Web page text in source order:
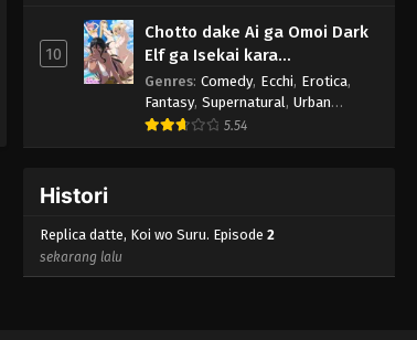
10
Chotto dake Ai ga Omoi Dark
Elf ga Isekai kara
Oikaketekita
Genres: Comedy, Ecchi, Erotica,
Fantasy, Supernatural , Urban
Fantasy
5.54
Histori
Replica datte, Koi wo Suru. Episode 2
sekarang lalu